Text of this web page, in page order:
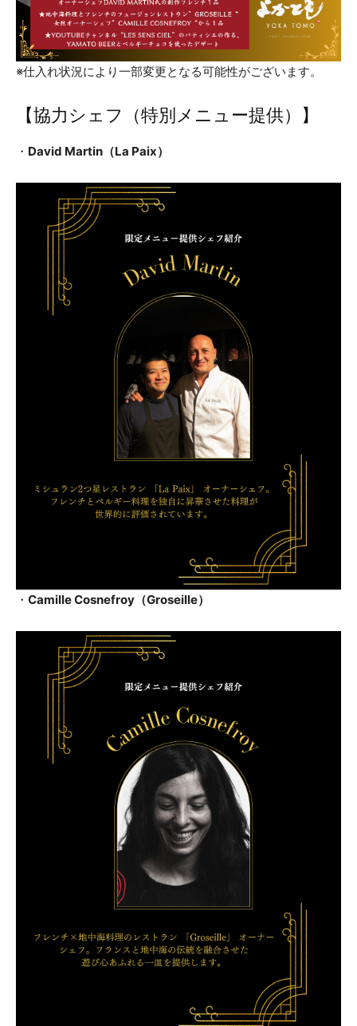
※仕入れ状況により一部変更となる可能性がございます。
【協力シェフ（特別メニュー提供）】
・ David Martin（La Paix）
・ Camille Cosnefroy（Groseille）